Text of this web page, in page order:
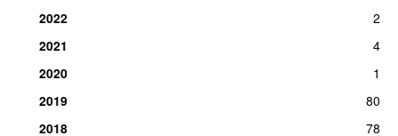
2022
2
2021
4
2020
1
2019
80
2018
78